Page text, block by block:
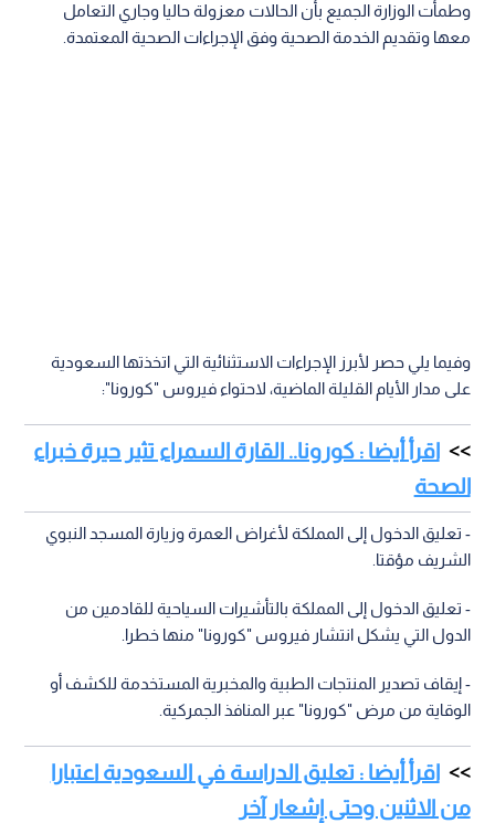
وطمأت الوزارة الجميع بأن الحالات معزولة حاليا وجاري التعامل
معها وتقديم الخدمة الصحية وفق الإجراءات الصحية المعتمدة.
وفيما يلي حصر لأبرز الإجراءات الاستثنائية التي اتخذتها السعودية
على مدار الأيام القليلة الماضية، لاحتواء فيروس "كورونا":
اقرأ أيضا : كورونا.. القارة السمراء تثير حيرة خبراء
الصحة
- تعليق الدخول إلى المملكة لأغراض العمرة وزيارة المسجد النبوي
الشريف مؤقتا.
- تعليق الدخول إلى المملكة بالتأشيرات السياحية للقادمين من
الدول التي يشكل انتشار فيروس "كورونا" منها خطرا.
- إيقاف تصدير المنتجات الطبية والمخبرية المستخدمة للكشف أو
الوقاية من مرض "كورونا" عبر المنافذ الجمركية.
اقرأ أيضا : تعليق الدراسة في السعودية اعتبارا
من الاثنين وحتى إشعار آخر